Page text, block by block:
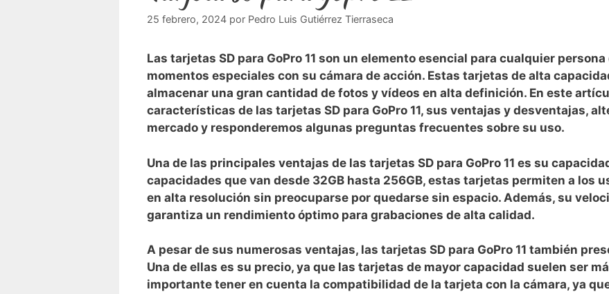
25 febrero, 2024 por Pedro Luis Gutiérrez Tierraseca
Las tarjetas SD para⁢ GoPro 11 son un elemento esencial para cualquier
momentos especiales con su cámara de acción. Estas tarjetas de alta
almacenar una gran cantidad de fotos y vídeos en ⁣alta definición. En este
características ⁤de las tarjetas SD para GoPro 11,⁢ sus ventajas y desventajas,
mercado y responderemos ⁤algunas preguntas frecuentes ⁤sobre su uso.
Una de las principales ventajas de las tarjetas SD para GoPro 11 es su
capacidades que van desde 32GB hasta 256GB, estas tarjetas permiten a los
en alta resolución sin preocuparse por quedarse sin espacio. Además, su
garantiza un rendimiento óptimo para grabaciones ‌de alta calidad.
A pesar de sus numerosas ventajas, las tarjetas SD para GoPro 11 también
Una de ellas es ⁤su precio, ya‌ que ⁢las tarjetas de mayor ‍capacidad suelen ser
⁢importante tener en cuenta la compatibilidad de la tarjeta con la cámara, ya